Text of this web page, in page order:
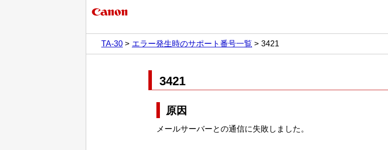
TA-30
エラー発生時のサポート番号一覧 3421
3421
原因
メールサーバーとの通信に失敗しました。